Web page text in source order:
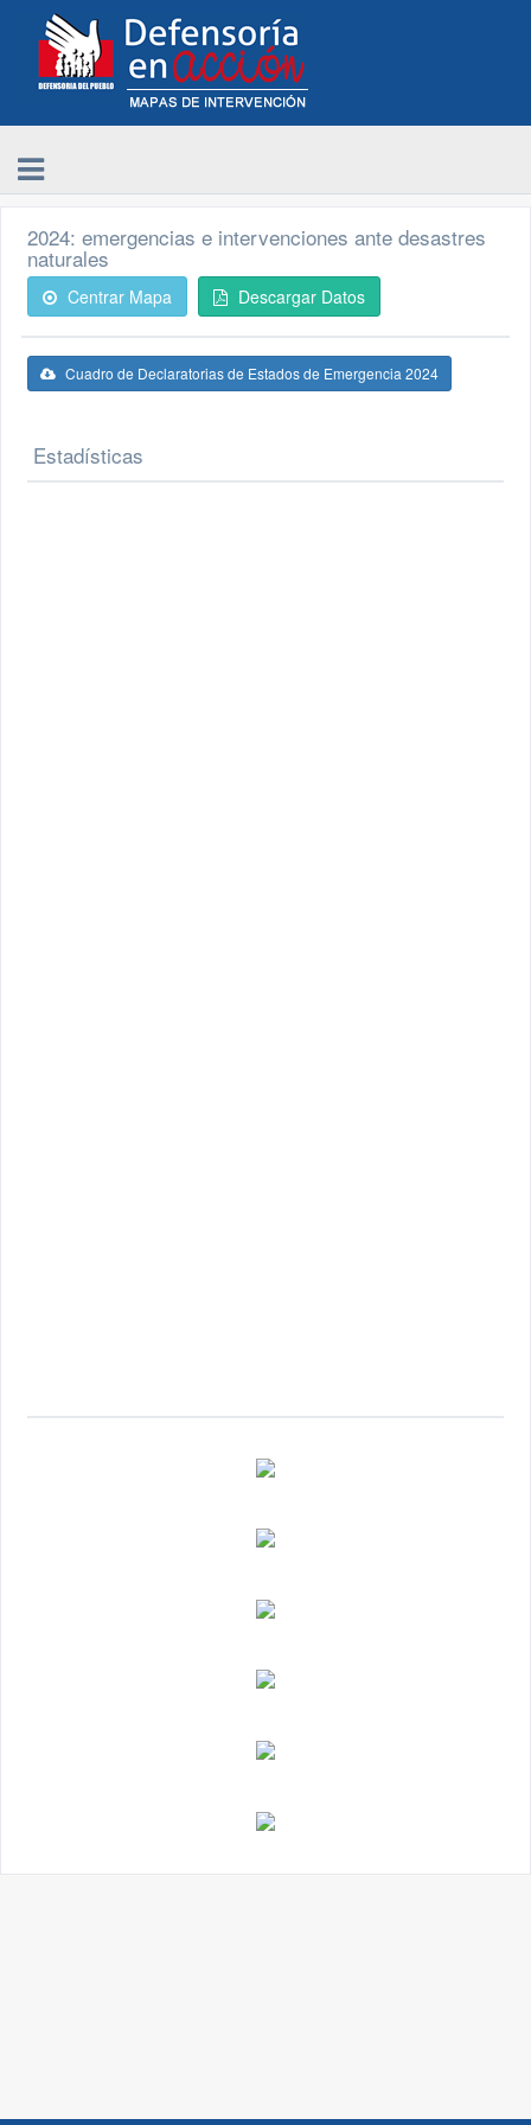
2024: emergencias e intervenciones ante desastres
naturales
Centrar Mapa Descargar Datos
Cuadro de Declaratorias de Estados de Emergencia 2024
Estadísticas